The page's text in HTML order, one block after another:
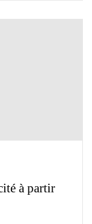
à partir